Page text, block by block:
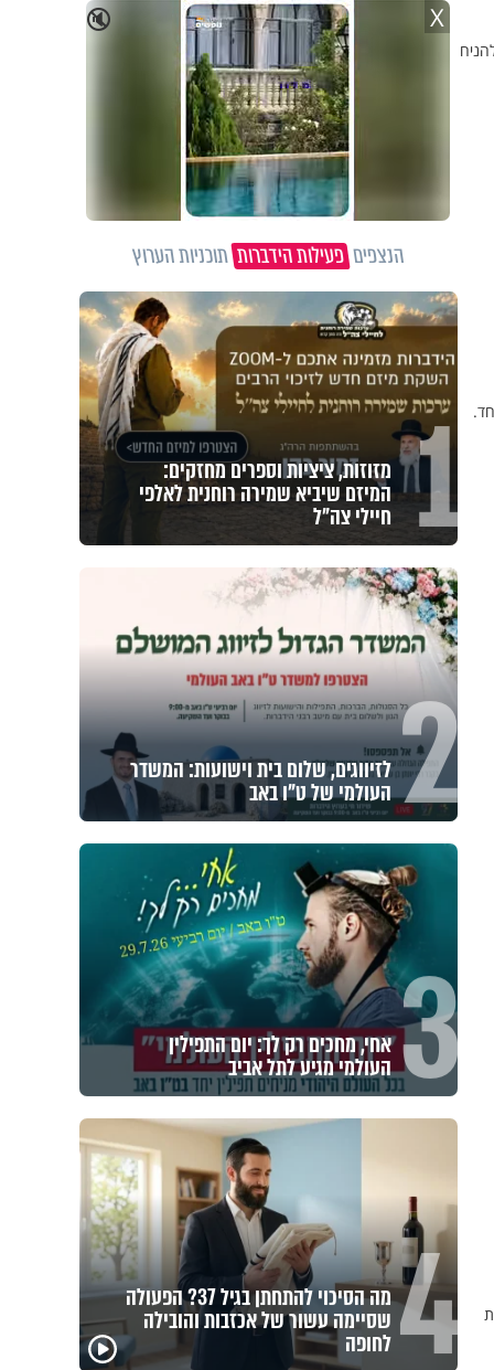
אלו 28 מצוות
🔇 X
הנצפיםפעילות הידברותתוכניות הערוץ
1 מזוזות, ציציות וספרים מחזקים:
המיזם שיביא שמירה רוחנית לאלפי
חיילי צה"ל
2 לזיווגים, שלום בית וישועות: המשדר
העולמי של ט"ו באב
3 אחי, מחכים רק לך: יום התפילין
העולמי מגיע לתל אביב
4 מה הסיכוי להתחתן בגיל 37? הפעולה
שסיימה עשור של אכזבות והובילה
לחופה
הרגעים הקשים ביותר